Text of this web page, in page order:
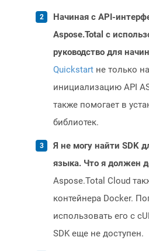
Начиная с API-
Aspose.Total с
руководство для
Quickstart не только
инициализацию API
также помогает в
библиотек.
Я не могу найти SDK
языка. Что я должен
Aspose.Total Cloud
контейнера Docker.
использовать его с
SDK еще не доступен.